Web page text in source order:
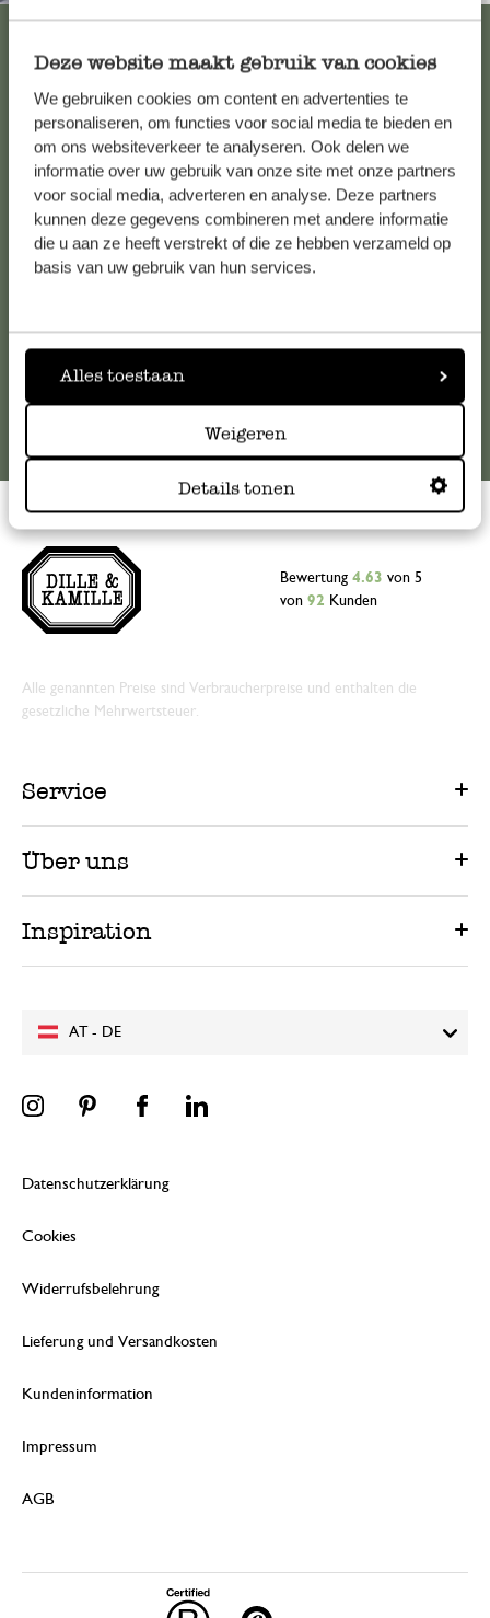
Deze website maakt gebruik van cookies
We gebruiken cookies om content en advertenties te
personaliseren, om functies voor social media te bieden en
om ons websiteverkeer te analyseren. Ook delen we
informatie over uw gebruik van onze site met onze partners
voor social media, adverteren en analyse. Deze partners
kunnen deze gegevens combineren met andere informatie
die u aan ze heeft verstrekt of die ze hebben verzameld op
basis van uw gebruik van hun services.
Alles toestaan
Weigeren
Details tonen
Kundenservice/Hilfe
Falls Sie Fragen haben oder Tipps und Hilfe brauchen, wenden
Sie sich bitte an unseren Kundenservice. Oder lesen Sie hier
die Antworten auf häufig gestellte Fragen
AT - DE
Bewertung 4.63 von 5
von 92 Kunden
Alle genannten Preise sind Verbraucherpreise und enthalten die
gesetzliche Mehrwertsteuer.
Service
Über uns
Inspiration
Datenschutzerklärung
Cookies
Widerrufsbelehrung
Lieferung und Versandkosten
Kundeninformation
Impressum
AGB